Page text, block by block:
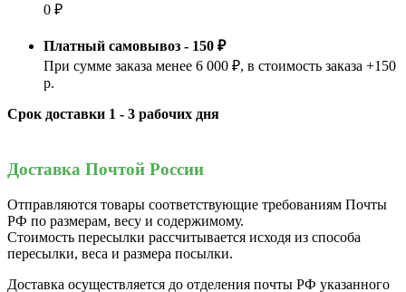
0 ₽
Платный самовывоз - 150 ₽
При сумме заказа менее 6 000 ₽, в стоимость заказа +150
р.
Срок доставки 1 - 3 рабочих дня
Доставка Почтой России
Отправляются товары соответствующие требованиям Почты
РФ по размерам, весу и содержимому.
Стоимость пересылки рассчитывается исходя из способа
пересылки, веса и размера посылки.
Доставка осуществляется до отделения почты РФ указанного